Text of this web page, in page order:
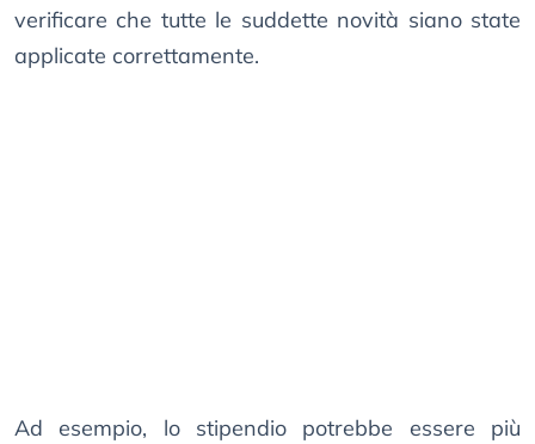
verificare che tutte le suddette novità siano state
applicate correttamente.
Ad esempio, lo stipendio potrebbe essere più